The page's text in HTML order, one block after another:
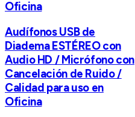
Oficina
Audífonos USB de
Diadema ESTÉREO con
Audio HD / Micrófono con
Cancelación de Ruido /
Calidad para uso en
Oficina